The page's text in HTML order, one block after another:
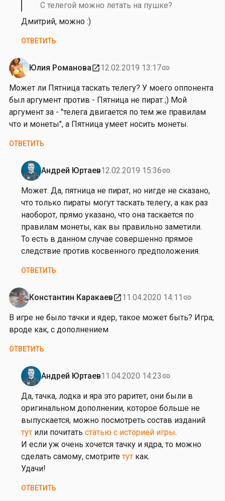
х
о
о
в
а
а
о
б
р
х
о
т
о
в
Л
ю
м
и
л
а
Д
о
р
о
х
т
о
в
а
С телегой можно летать на пушке?
Дмитрий, можно :)
ОТВЕТИТЬ
Юлия Романоваopen_in_new12.02.2019 13:17link
Может ли Пятница таскать телегу? У моего оппонента
был аргумент против - Пятница не пират ;) Мой
аргумент за - "телега двигается по тем же правилам
что и монеты", а Пятница умеет носить монеты.
ОТВЕТИТЬ
Андрей Юртаев12.02.2019 15:36link
Ответ
на
от
Ю
л
и
я
о
а
н
о
в
а
Может. Да, пятница не пират, но нигде не сказано,
что только пираты могут таскать телегу, а как раз
наоборот, прямо указано, что она таскается по
правилам монеты, как вы правильно заметили.
То есть в данном случае совершенно прямое
следствие против косвенного предположения.
ОТВЕТИТЬ
Константин Каракаевopen_in_new11.04.2020 14:11 link
В игре не было тачки и ядер, такое может быть? Игра,
вроде как, с дополнением
ОТВЕТИТЬ
Андрей Юртаев11.04.2020 14:23link
Ответ
на
от
К
о
н
с
т
н
Да, тачка, лодка и яра это раритет, они были в
оригинальном дополнении, которое больше не
выпускается, можно посмотреть состав изданий
тут или почитать статью с историей игры.
И если уж очень хочется тачку и ядра, то можно
сделать самому, смотритетут как.
Удачи!
ОТВЕТИТЬ